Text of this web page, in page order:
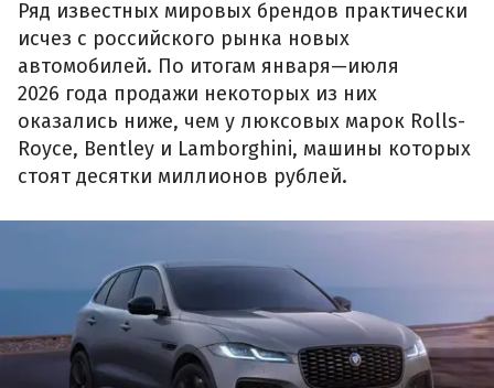
Ряд известных мировых брендов практически
исчез с российского рынка новых
автомобилей. По итогам января—июля
2026 года продажи некоторых из них
оказались ниже, чем у люксовых марок Rolls-
Royce, Bentley и Lamborghini, машины которых
стоят десятки миллионов рублей.